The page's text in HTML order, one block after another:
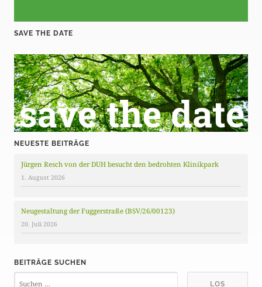
SAVE THE DATE
NEUESTE BEITRÄGE
Jürgen Resch von der DUH besucht den bedrohten Klinikpark
1. August 2026
Neugestaltung der Fuggerstraße (BSV/26/00123)
20. Juli 2026
BEITRÄGE SUCHEN